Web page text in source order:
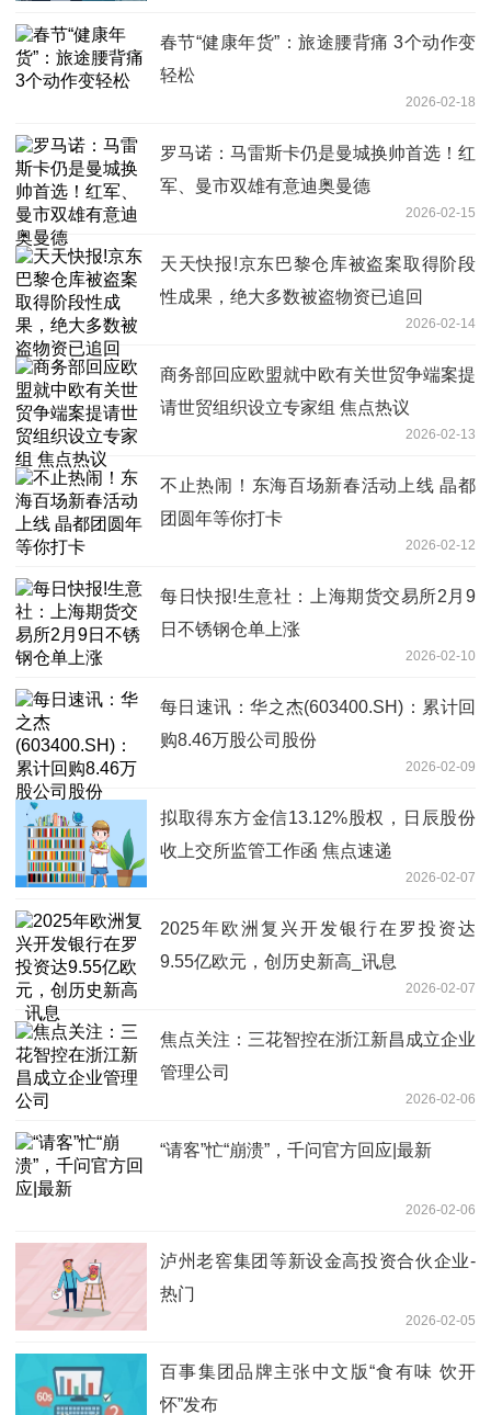
春节“健康年货”：旅途腰背痛 3个动作变
轻松
2026-02-18
罗马诺：马雷斯卡仍是曼城换帅首选！红
军、曼市双雄有意迪奥曼德
2026-02-15
天天快报!京东巴黎仓库被盗案取得阶段
性成果，绝大多数被盗物资已追回
2026-02-14
商务部回应欧盟就中欧有关世贸争端案提
请世贸组织设立专家组 焦点热议
2026-02-13
不止热闹！东海百场新春活动上线 晶都
团圆年等你打卡
2026-02-12
每日快报!生意社：上海期货交易所2月9
日不锈钢仓单上涨
2026-02-10
每日速讯：华之杰(603400.SH)：累计回
购8.46万股公司股份
2026-02-09
拟取得东方金信13.12%股权，日辰股份
收上交所监管工作函 焦点速递
2026-02-07
2025年欧洲复兴开发银行在罗投资达
9.55亿欧元，创历史新高_讯息
2026-02-07
焦点关注：三花智控在浙江新昌成立企业
管理公司
2026-02-06
“请客”忙“崩溃”，千问官方回应|最新
2026-02-06
泸州老窖集团等新设金高投资合伙企业-
热门
2026-02-05
百事集团品牌主张中文版“食有味 饮开
怀”发布